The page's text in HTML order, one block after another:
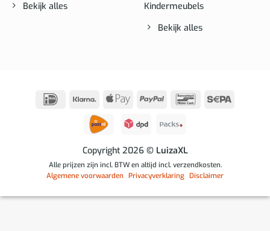
Bekijk alles
Kindermeubels
Bekijk alles
IDeal Klarna
Apple
PayPal BancontactSepa
Copyright 2026 © LuizaXL
Alle prijzen zijn incl. BTW en altijd incl. verzendkosten.
Algemene voorwaarden Privacyverklaring Disclaimer